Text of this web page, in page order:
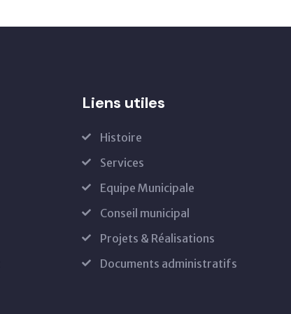
Liens utiles
Histoire
Services
Equipe Municipale
Conseil municipal
Projets & Réalisations
Documents administratifs